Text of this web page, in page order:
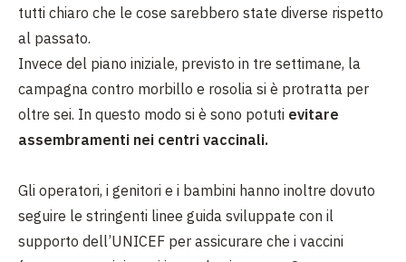
tutti chiaro che le cose sarebbero state diverse rispetto
al passato.
Invece del piano iniziale, previsto in tre settimane, la
campagna contro morbillo e rosolia si è protratta per
oltre sei. In questo modo si è sono potuti evitare
assembramenti nei centri vaccinali.
Gli operatori, i genitori e i bambini hanno inoltre dovuto
seguire le stringenti linee guida sviluppate con il
supporto dell’UNICEF per assicurare che i vaccini